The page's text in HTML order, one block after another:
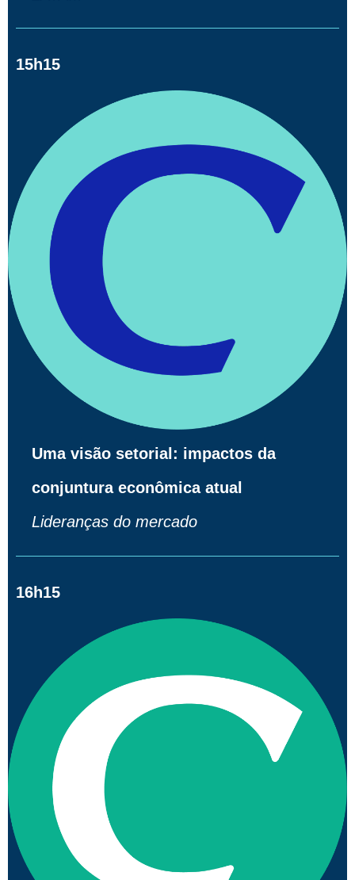
15h15
Uma visão setorial: impactos da
conjuntura econômica atual
Lideranças do mercado
16h15